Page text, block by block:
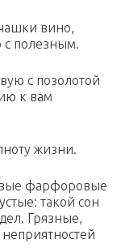
вино,
с полезным.
с позолотой
к вам
жизни.
фарфоровые
такой сон
Грязные,